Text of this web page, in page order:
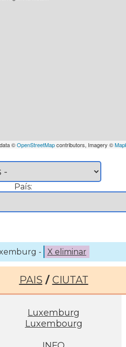
©OpenStreetMapcontributors, Imagery ©
País:
- X eliminar
PAIS / CIUTAT
Luxemburg
Luxembourg